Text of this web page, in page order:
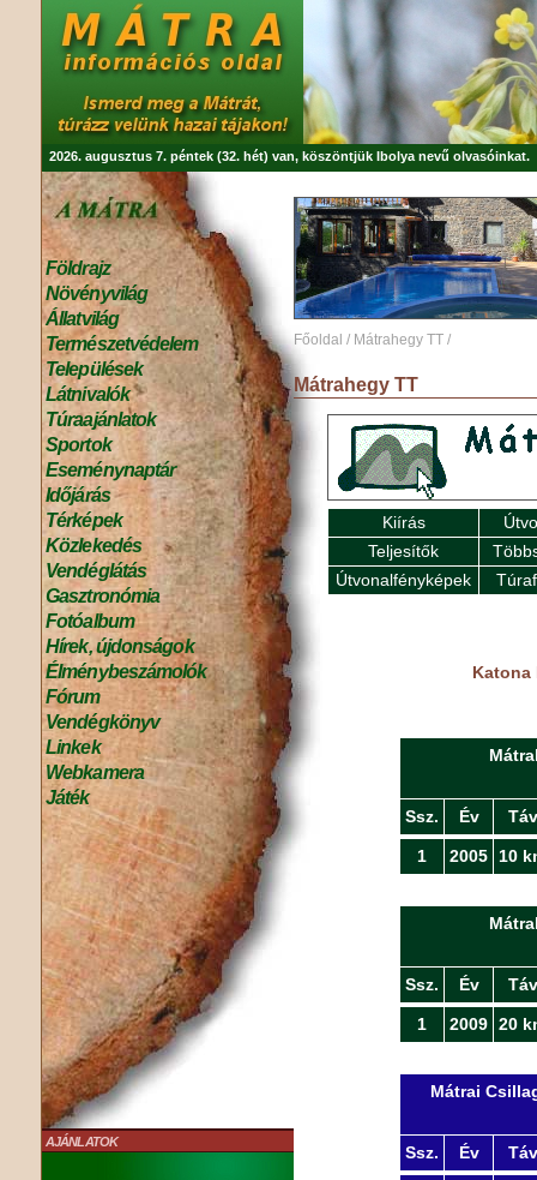
2026. augusztus 7. péntek (32. hét) van, köszöntjük Ibolya nevű olvasóinkat.
Földrajz
Növényvilág
Állatvilág
Természetvédelem
Települések
Látnivalók
Túraajánlatok
Sportok
Eseménynaptár
Időjárás
Térképek
Közlekedés
Vendéglátás
Gasztronómia
Fotóalbum
Hírek, újdonságok
Élménybeszámolók
Fórum
Vendégkönyv
Linkek
Webkamera
Játék
AJÁNLATOK
Főoldal / Mátrahegy TT /
Mátrahegy TT
Kiírás
Teljesítők
Útvonalfényképek
Katona
Ssz. Év Táv
1 2005 10
Ssz. Év Táv
1 2009 20
Mátrai
Ssz. Év Táv